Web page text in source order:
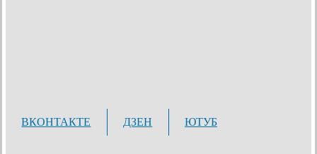
ВКОНТАКТЕ ДЗЕН ЮТУБ